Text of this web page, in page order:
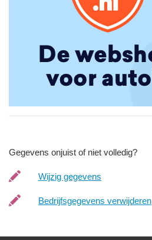
Gegevens onjuist of niet volledig?
Wijzig gegevens
Bedrijfsgegevens verwijderen